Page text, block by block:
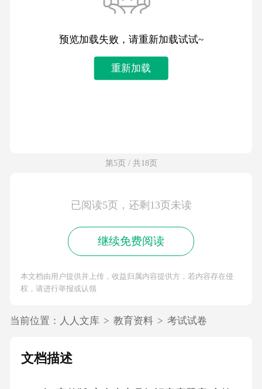
预览加载失败，请重新加载试试~
重新加载
第5页 / 共18页
已阅读5页，还剩13页未读
继续免费阅读
本文档由用户提供并上传，收益归属内容提供方，若内容存在侵
权，请进行举报或认领
当前位置： 人人文库 > 教育资料 > 考试试卷
文档描述